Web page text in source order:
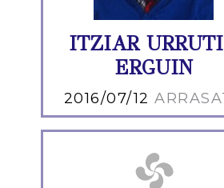
ITZIAR
ERGUIN
2016/07/12